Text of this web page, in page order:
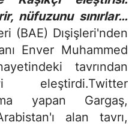
nüfuzunu sınırlar…
(BAE) Dışişleri'nden
Enver Muhammed
tavrından
eleştirdi.Twitter
yapan Gargaş,
alan tavrı,